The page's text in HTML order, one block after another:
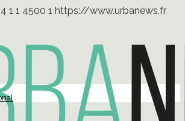
1 1 4500 1 https://www.urbanews.fr